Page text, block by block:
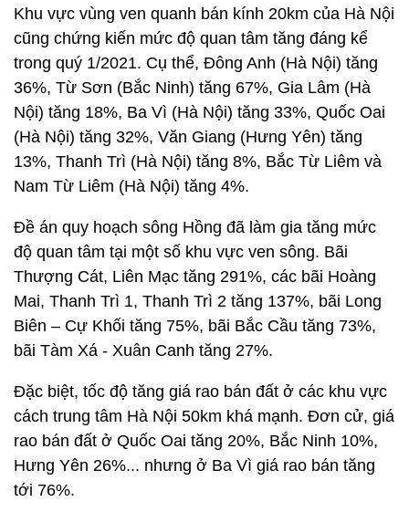
Khu vực vùng ven quanh bán kính 20km của Hà Nội
cũng chứng kiến mức độ quan tâm tăng đáng kể
trong quý 1/2021. Cụ thể, Đông Anh (Hà Nội) tăng
36%, Từ Sơn (Bắc Ninh) tăng 67%, Gia Lâm (Hà
Nội) tăng 18%, Ba Vì (Hà Nội) tăng 33%, Quốc Oai
(Hà Nội) tăng 32%, Văn Giang (Hưng Yên) tăng
13%, Thanh Trì (Hà Nội) tăng 8%, Bắc Từ Liêm và
Nam Từ Liêm (Hà Nội) tăng 4%.
Đề án quy hoạch sông Hồng đã làm gia tăng mức
độ quan tâm tại một số khu vực ven sông. Bãi
Thượng Cát, Liên Mạc tăng 291%, các bãi Hoàng
Mai, Thanh Trì 1, Thanh Trì 2 tăng 137%, bãi Long
Biên – Cự Khối tăng 75%, bãi Bắc Cầu tăng 73%,
bãi Tàm Xá - Xuân Canh tăng 27%.
Đặc biệt, tốc độ tăng giá rao bán đất ở các khu vực
cách trung tâm Hà Nội 50km khá mạnh. Đơn cử, giá
rao bán đất ở Quốc Oai tăng 20%, Bắc Ninh 10%,
Hưng Yên 26%... nhưng ở Ba Vì giá rao bán tăng
tới 76%.